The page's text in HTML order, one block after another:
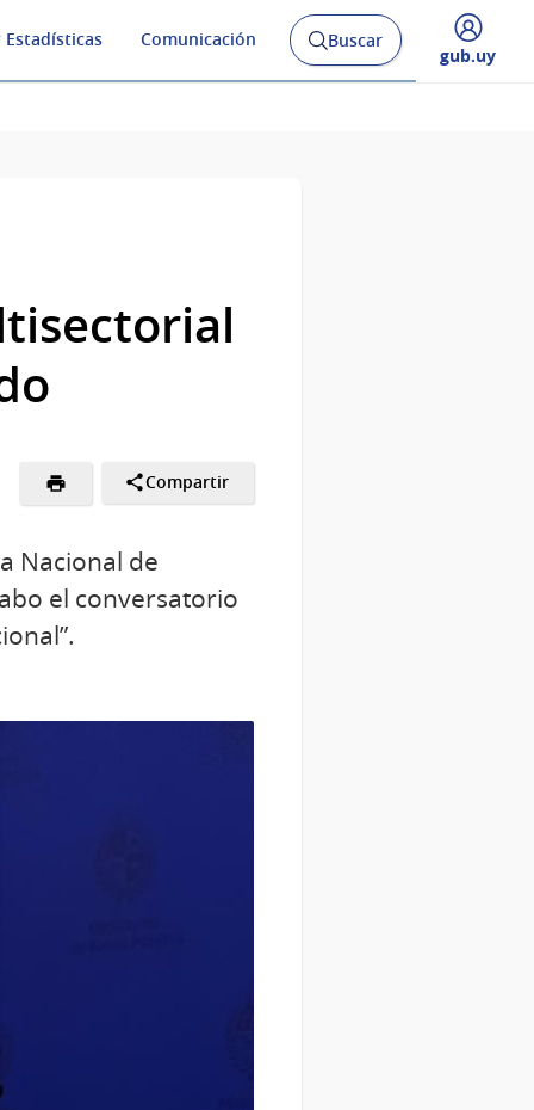
Estadísticas Comunicación
Abrir
buscador
Buscar
Desplegar
gub.uy
Compartir
Nacional de
el conversatorio